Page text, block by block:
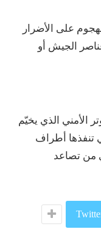
على الأضرار
الجيش أو
الأمني الذي يخيّم
تنفذها أطراف
من تصاعد